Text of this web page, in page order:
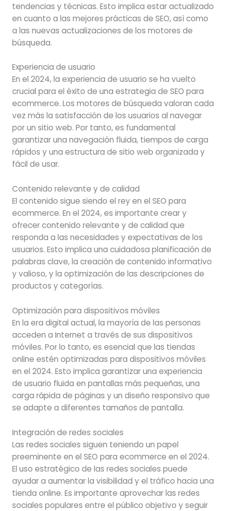
tendencias y técnicas. Esto implica estar actualizado
en cuanto a las mejores prácticas de SEO, así como
a las nuevas actualizaciones de los motores de
búsqueda.
Experiencia de usuario
En el 2024, la experiencia de usuario se ha vuelto
crucial para el éxito de una estrategia de SEO para
ecommerce. Los motores de búsqueda valoran cada
vez más la satisfacción de los usuarios al navegar
por un sitio web. Por tanto, es fundamental
garantizar una navegación fluida, tiempos de carga
rápidos y una estructura de sitio web organizada y
fácil de usar.
Contenido relevante y de calidad
El contenido sigue siendo el rey en el SEO para
ecommerce. En el 2024, es importante crear y
ofrecer contenido relevante y de calidad que
responda a las necesidades y expectativas de los
usuarios. Esto implica una cuidadosa planificación de
palabras clave, la creación de contenido informativo
y valioso, y la optimización de las descripciones de
productos y categorías.
Optimización para dispositivos móviles
En la era digital actual, la mayoría de las personas
acceden a Internet a través de sus dispositivos
móviles. Por lo tanto, es esencial que las tiendas
online estén optimizadas para dispositivos móviles
en el 2024. Esto implica garantizar una experiencia
de usuario fluida en pantallas más pequeñas, una
carga rápida de páginas y un diseño responsivo que
se adapte a diferentes tamaños de pantalla.
Integración de redes sociales
Las redes sociales siguen teniendo un papel
preeminente en el SEO para ecommerce en el 2024.
El uso estratégico de las redes sociales puede
ayudar a aumentar la visibilidad y el tráfico hacia una
tienda online. Es importante aprovechar las redes
sociales populares entre el público objetivo y seguir